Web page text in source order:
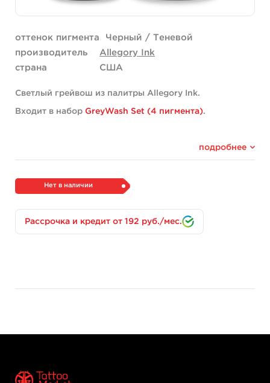
оттенок пигмента
Черный / Теневой
производитель
Allegory Ink
страна
США
Cветлый грейвош из палитры Allegory Ink.
Входит в набор GreyWash Set (4 пигмента).
подробнее
Нет в наличии
Рассрочка и кредит от 192 руб./мес.